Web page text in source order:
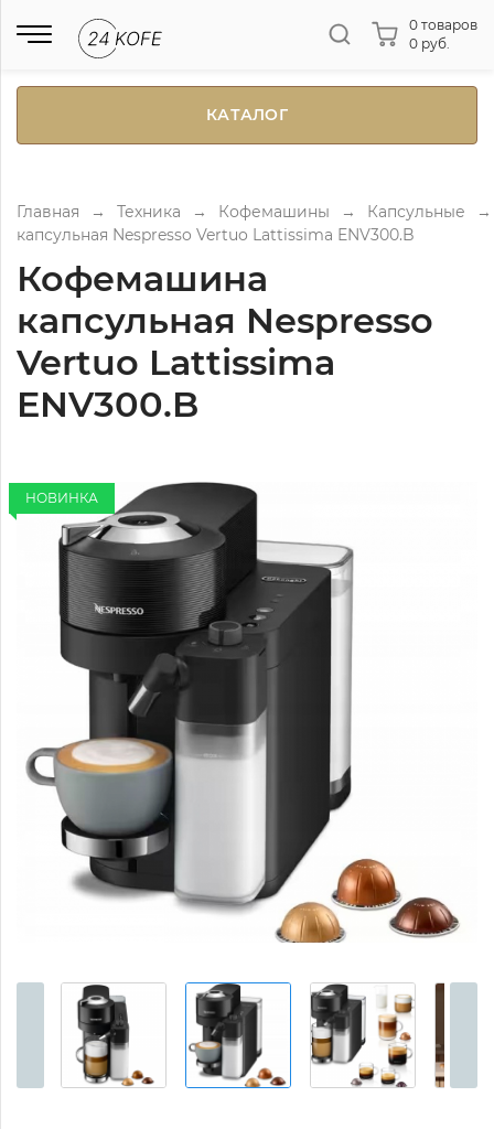
0 товаров
0 руб.
КАТАЛОГ
Главная → Техника → Кофемашины → Капсульные
→
капсульная Nespresso Vertuo Lattissima ENV300.B
Кофемашина
капсульная Nespresso
Vertuo Lattissima
ENV300.B
НОВИНКА